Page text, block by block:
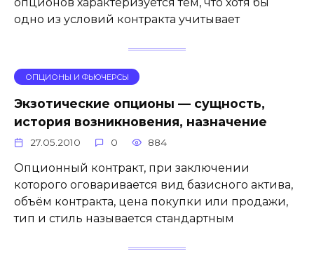
одно из условий контракта учитывает
ОПЦИОНЫ И ФЬЮЧЕРСЫ
Экзотические опционы — сущность,
история возникновения, назначение
27.05.2010 0 884
Опционный контракт, при заключении
которого оговаривается вид базисного актива,
объём контракта, цена покупки или продажи,
тип и стиль называется стандартным